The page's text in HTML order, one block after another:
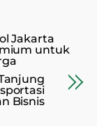
Jakarta
untuk
Bisnis